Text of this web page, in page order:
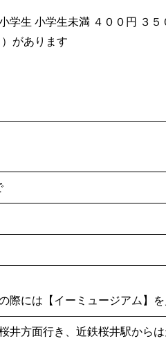
学生 小学生未満 ４００円 ３
があります
際には【イーミュージアム】
井方面行き、近鉄桜井駅から